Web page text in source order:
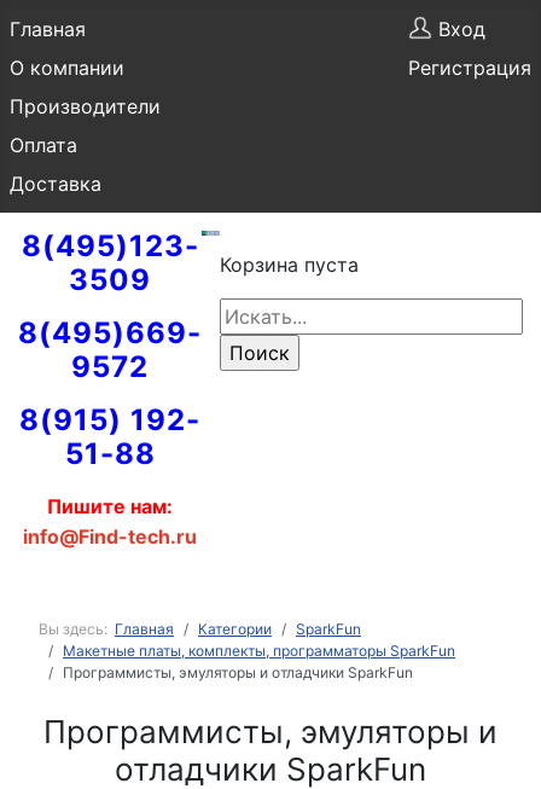
Главная
О компании
Производители
Оплата
Доставка
Вход
Регистрация
8(495)123-
3509
8(495)669-
9572
8(915) 192-
51-88
Пишите нам:
info@Find-tech.ru
Корзина пуста
Вы здесь: Главная Категории
SparkFun
Макетные платы, комплекты, программаторы SparkFun
Программисты, эмуляторы и отладчики SparkFun
Программисты, эмуляторы и
отладчики SparkFun